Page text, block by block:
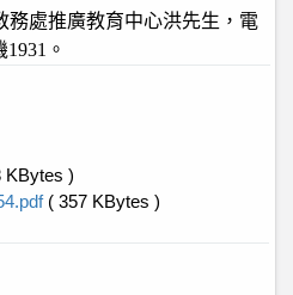
務處推廣教育中心洪先生，電
1931 。
KBytes )
( 357 KBytes )